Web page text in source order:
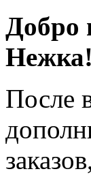
Добро
Нежка!
После